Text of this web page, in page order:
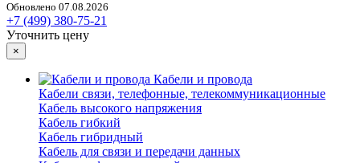
Обновлено 07.08.2026
+7 (499) 380-75-21
Уточнить цену
×
Кабели и провода
Кабели связи, телефонные, телекоммуникационные
Кабель высокого напряжения
Кабель гибкий
Кабель гибридный
Кабель для связи и передачи данных